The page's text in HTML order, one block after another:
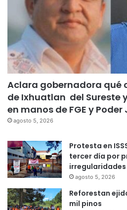
Aclara gobernadora qué
de Ixhuatlan del Sureste
en manos de FGE y
agosto 5, 2026
Protesta en
tercer día por
agosto 5, 2026
Reforestan
mil pinos